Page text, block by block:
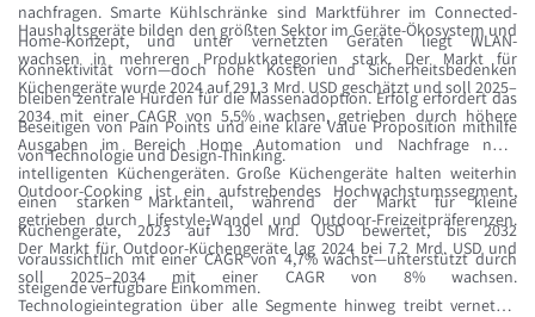
nachfragen. Smarte Kühlschränke sind Marktführer im Connected-
Home-Konzept, und unter vernetzten Geräten liegt WLAN-
Konnektivität vorn—doch hohe Kosten und Sicherheitsbedenken
bleiben zentrale Hürden für die Massenadoption. Erfolg erfordert das
Beseitigen von Pain Points und eine klare Value Proposition mithilfe
von Technologie und Design-Thinking.
Haushaltsgeräte bilden den größten Sektor im Geräte-Ökosystem und
wachsen in mehreren Produktkategorien stark. Der Markt für
Küchengeräte wurde 2024 auf 291,3 Mrd. USD geschätzt und soll 2025–
2034 mit einer CAGR von 5,5% wachsen, getrieben durch höhere
Ausgaben im Bereich Home Automation und Nachfrage nach
intelligenten Küchengeräten. Große Küchengeräte halten weiterhin
einen starken Marktanteil, während der Markt für kleine
Küchengeräte, 2023 auf 130 Mrd. USD bewertet, bis 2032
voraussichtlich mit einer CAGR von 4,7% wächst—unterstützt durch
steigende verfügbare Einkommen.
Outdoor-Cooking ist ein aufstrebendes Hochwachstumssegment,
getrieben durch Lifestyle-Wandel und Outdoor-Freizeitpräferenzen.
Der Markt für Outdoor-Küchengeräte lag 2024 bei 7,2 Mrd. USD und
soll 2025–2034 mit einer CAGR von 8% wachsen.
Technologieintegration über alle Segmente hinweg treibt vernetzte